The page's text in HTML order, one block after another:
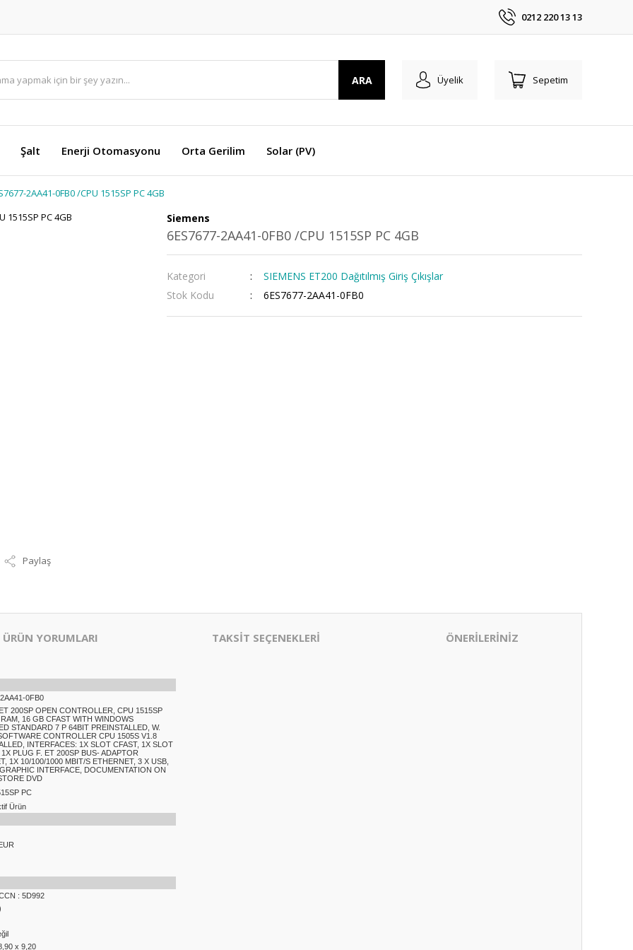
0212 220 13 13
ARA Üyelik Sepetim
Şalt Enerji Otomasyonu Orta Gerilim Solar (PV)
2AA41-0FB0 /CPU 1515SP PC 4GB
Paylaş
Siemens
6ES7677-2AA41-0FB0 /CPU 1515SP PC 4GB
Kategori
SIEMENS ET200 Dağıtılmış Giriş Çıkışlar
Stok Kodu
6ES7677-2AA41-0FB0
ÜRÜN YORUMLARI TAKSİT SEÇENEKLERİ ÖNERİLERİNİZ
0FB0
200SP OPEN CONTROLLER, CPU 1515SP
16 GB CFAST WITH WINDOWS
STANDARD 7 P 64BIT PREINSTALLED, W.
CONTROLLER CPU 1505S V1.8
INTERFACES: 1X SLOT CFAST, 1X SLOT
PLUG F. ET 200SP BUS- ADAPTOR
1X 10/100/1000 MBIT/S ETHERNET, 3 X USB,
INTERFACE, DOCUMENTATION ON
DVD
PC
Ürün
: 5D992
x 9,20